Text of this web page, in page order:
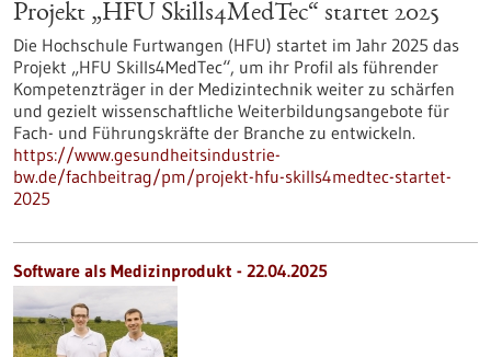
Projekt „HFU Skills4MedTec“ startet 2025
Die Hochschule Furtwangen (HFU) startet im Jahr 2025 das
Projekt „HFU Skills4MedTec“, um ihr Profil als führender
Kompetenzträger in der Medizintechnik weiter zu schärfen
und gezielt wissenschaftliche Weiterbildungsangebote für
Fach- und Führungskräfte der Branche zu entwickeln.
https://www.gesundheitsindustrie-
bw.de/fachbeitrag/pm/projekt-hfu-skills4medtec-startet-
2025
Software als Medizinprodukt - 22.04.2025